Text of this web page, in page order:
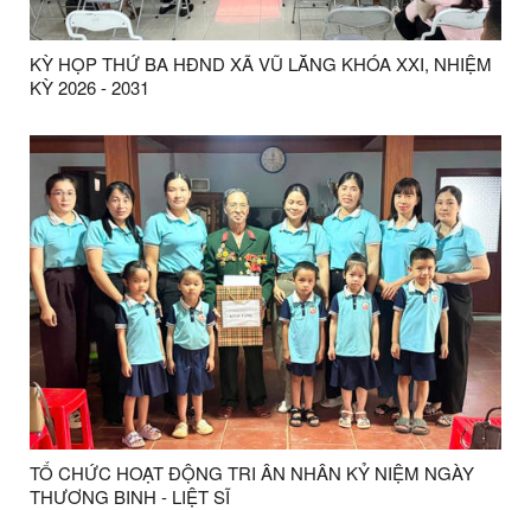
KỲ HỌP THỨ BA HĐND XÃ VŨ LĂNG KHÓA XXI, NHIỆM
KỲ 2026 - 2031
TỔ CHỨC HOẠT ĐỘNG TRI ÂN NHÂN KỶ NIỆM NGÀY
THƯƠNG BINH - LIỆT SĨ